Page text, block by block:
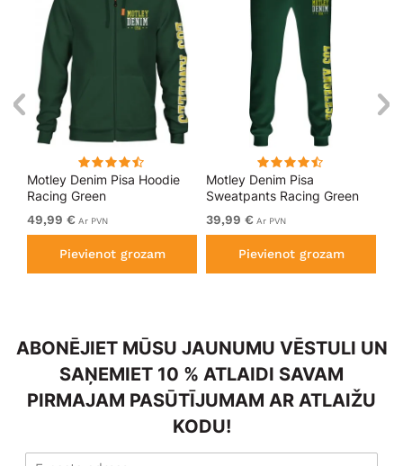
Motley Denim Pisa Hoodie
Racing Green
49,99 € Ar PVN
Pievienot grozam
Motley Denim Pisa
Sweatpants Racing Green
39,99 € Ar PVN
Pievienot grozam
ABONĒJIET MŪSU JAUNUMU VĒSTULI UN
SAŅEMIET 10 % ATLAIDI SAVAM
PIRMAJAM PASŪTĪJUMAM AR ATLAIŽU
KODU!